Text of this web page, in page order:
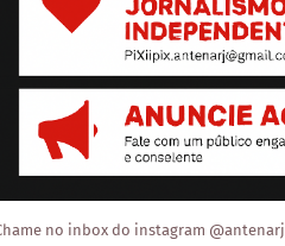
no inbox do instagram @antenarj